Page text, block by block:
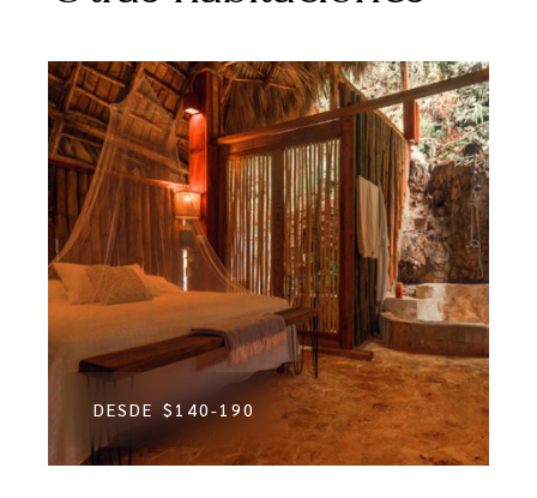
DESDE $140-190